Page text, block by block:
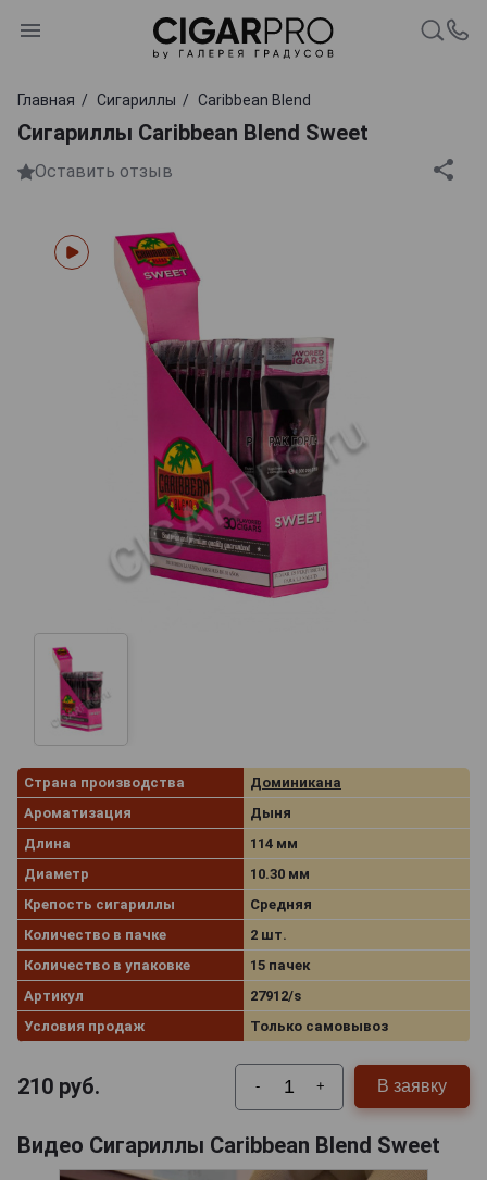
Главная Сигариллы Caribbean Blend
Сигариллы Caribbean Blend Sweet
Оставить отзыв
Страна производства
Доминикана
Ароматизация
Дыня
Длина
114 мм
Диаметр
10.30 мм
Крепость сигариллы
Средняя
Количество в пачке
2 шт.
Количество в упаковке
15 пачек
Артикул
27912/s
Условия продаж
Только самовывоз
210 руб. - + В заявку
Видео Сигариллы Caribbean Blend Sweet